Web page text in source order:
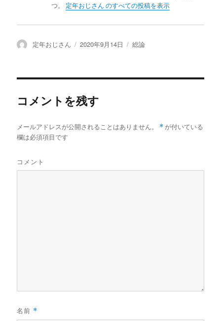
つ。 定年おじさん のすべての投稿を表示
投
定年おじさん
投
2020年9月14日
カ
総論
コメントを残す
メールアドレスが公開されることはありません。 * が付いている
欄は必須項目です
コメント
名前 *